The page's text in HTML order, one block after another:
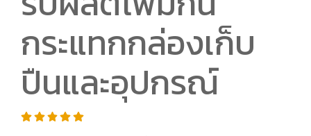
กระแทกกล่องเก็บ
ปืนและอุปกรณ์